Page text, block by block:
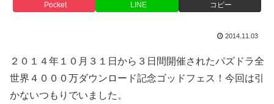
Pocket LINE コピー
2014.11.03
２０１４年１０月３１日から３日間開催されたパズドラ全
世界４０００万ダウンロード記念ゴッドフェス！今回は引
かないつもりでいました。